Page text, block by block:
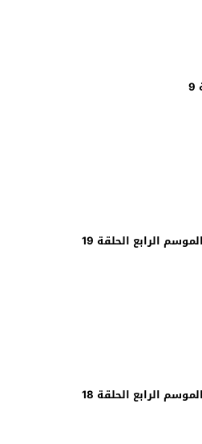
الرابع الحلقة 19
الرابع الحلقة 18